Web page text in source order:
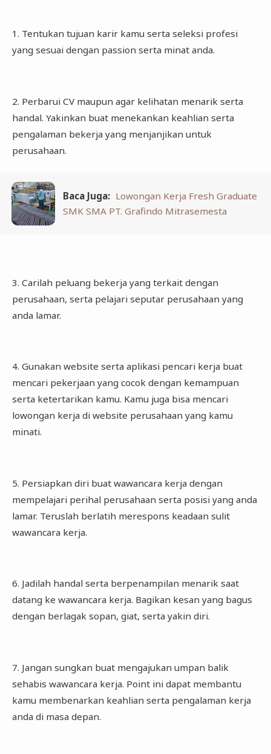
1. Tentukan tujuan karir kamu serta seleksi profesi
yang sesuai dengan passion serta minat anda.
2. Perbarui CV maupun agar kelihatan menarik serta
handal. Yakinkan buat menekankan keahlian serta
pengalaman bekerja yang menjanjikan untuk
perusahaan.
Baca Juga: Lowongan Kerja Fresh Graduate
SMK SMA PT. Grafindo Mitrasemesta
3. Carilah peluang bekerja yang terkait dengan
perusahaan, serta pelajari seputar perusahaan yang
anda lamar.
4. Gunakan website serta aplikasi pencari kerja buat
mencari pekerjaan yang cocok dengan kemampuan
serta ketertarikan kamu. Kamu juga bisa mencari
lowongan kerja di website perusahaan yang kamu
minati.
5. Persiapkan diri buat wawancara kerja dengan
mempelajari perihal perusahaan serta posisi yang anda
lamar. Teruslah berlatih merespons keadaan sulit
wawancara kerja.
6. Jadilah handal serta berpenampilan menarik saat
datang ke wawancara kerja. Bagikan kesan yang bagus
dengan berlagak sopan, giat, serta yakin diri.
7. Jangan sungkan buat mengajukan umpan balik
sehabis wawancara kerja. Point ini dapat membantu
kamu membenarkan keahlian serta pengalaman kerja
anda di masa depan.